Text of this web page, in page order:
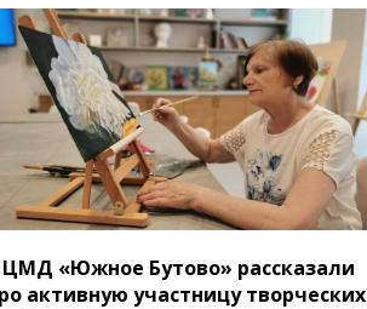
ЦМД «Южное Бутово» рассказали
активную участницу творческих